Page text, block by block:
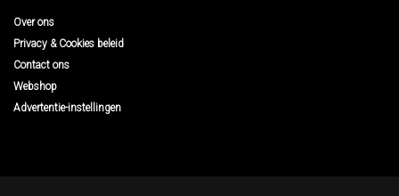
Over ons
Privacy & Cookies beleid
Contact ons
Webshop
Advertentie-instellingen